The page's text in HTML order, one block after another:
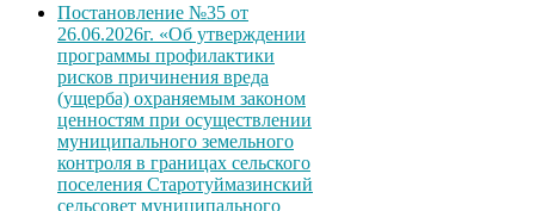
Постановление №35 от
26.06.2026г. «Об утверждении
программы профилактики
рисков причинения вреда
(ущерба) охраняемым законом
ценностям при осуществлении
муниципального земельного
контроля в границах сельского
поселения Старотуймазинский
сельсовет муниципального